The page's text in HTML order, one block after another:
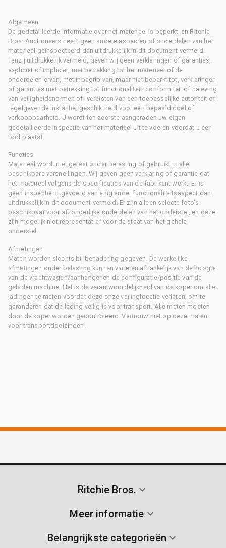
Algemeen
De gedetailleerde informatie over het materieel is beperkt, en Ritchie
Bros. Auctioneers heeft geen andere aspecten of onderdelen van het
materieel geïnspecteerd dan uitdrukkelijk in dit document vermeld.
Tenzij uitdrukkelijk vermeld, geven wij geen verklaringen of garanties,
expliciet of impliciet, met betrekking tot het materieel of de
onderdelen ervan, met inbegrip van, maar niet beperkt tot, verklaringen
of garanties met betrekking tot functionaliteit, conformiteit of naleving
van veiligheidsnormen of -vereisten van een toepasselijke autoriteit of
regelgevende instantie, geschiktheid voor een bepaald doel of
verkoopbaarheid. U wordt ten zeerste aangeraden uw eigen
gedetailleerde inspectie van het materieel uit te voeren voordat u een
bod plaatst.
Functies
Materieel wordt niet getest onder belasting of gebruikt in alle
beschikbare versnellingen. Wij geven geen verklaring of garantie dat
het materieel volgens de specificaties van de fabrikant werkt. Er is
geen inspectie uitgevoerd aan enig ander functionaliteitsaspect dan
uitdrukkelijk in dit document vermeld. Er zijn alleen selecte foto's
beschikbaar voor afzonderlijke onderdelen van het onderstel, en deze
zijn mogelijk niet representatief voor de staat van het gehele
onderstel.
Afmetingen
Maten worden slechts bij benadering gegeven. De werkelijke
afmetingen onder belasting kunnen variëren afhankelijk van de hoogte
van de vrachtwagen/aanhanger en de configuratie/positie van de
geladen machine. Het is de verantwoordelijkheid van de koper om alle
ladingen te meten voordat deze onze veilinglocatie verlaten, om te
garanderen dat de lading veilig is voor transport. Alle maten moeten
door de koper worden gecontroleerd. Vertrouw niet op deze maten
voor transportdoeleinden.
Ritchie Bros.
Meer informatie
Belangrijkste categorieën